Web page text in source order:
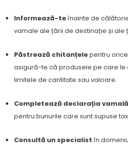
Informează-teînainte de
vamale ale țării de destinație și ale
Păstrează chitanțelepentru
asigură-te că produsele pe care
limitele de cantitate sau valoare.
Completează declarația
pentru bunurile care sunt supuse
Consultă un specialist în